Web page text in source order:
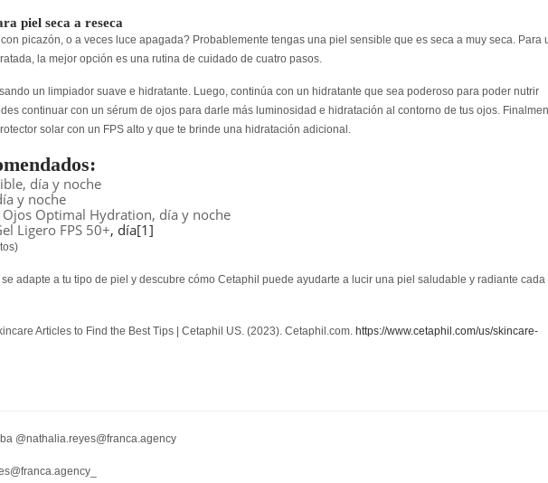
piel seca a reseca
picazón, o a veces luce apagada? Probablemente tengas una piel sensible que es seca a muy seca. Para
la mejor opción es una rutina de cuidado de cuatro pasos.
un limpiador suave e hidratante. Luego, continúa con un hidratante que sea poderoso para poder nutrir
continuar con un sérum de ojos para darle más luminosidad e hidratación al contorno de tus ojos.
solar con un FPS alto y que te brinde una hidratación adicional.
día y noche
y noche
Optimal Hydration, día y noche
Ligero FPS 50+, día[1]
adapte a tu tipo de piel y descubre cómo Cetaphil puede ayudarte a lucir una piel saludable y radiante cada
Articles to Find the Best Tips | Cetaphil US. (2023). Cetaphil.com. https://www.cetaphil.com/us/skincare-
@nathalia.reyes@franca.agency